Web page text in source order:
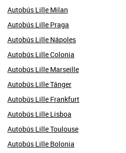
Autobús Lille Milan
Autobús Lille Praga
Autobús Lille Nápoles
Autobús Lille Colonia
Autobús Lille Marseille
Autobús Lille Tánger
Autobús Lille Frankfurt
Autobús Lille Lisboa
Autobús Lille Toulouse
Autobús Lille Bolonia